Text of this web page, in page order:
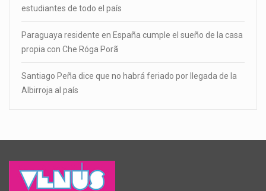
estudiantes de todo el país
Paraguaya residente en España cumple el sueño de la casa
propia con Che Róga Porã
Santiago Peña dice que no habrá feriado por llegada de la
Albirroja al país